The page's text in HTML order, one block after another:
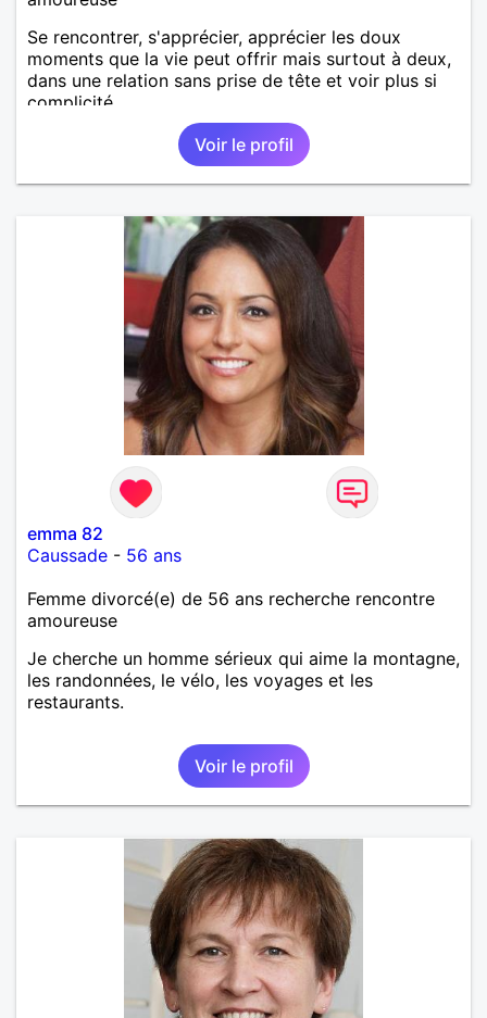
Se rencontrer, s'apprécier, apprécier les doux
moments que la vie peut offrir mais surtout à deux,
dans une relation sans prise de tête et voir plus si
complicité.
Voir le profil
emma 82
Caussade - 56 ans
Femme divorcé(e) de 56 ans recherche rencontre
amoureuse
Je cherche un homme sérieux qui aime la montagne,
les randonnées, le vélo, les voyages et les
restaurants.
Voir le profil